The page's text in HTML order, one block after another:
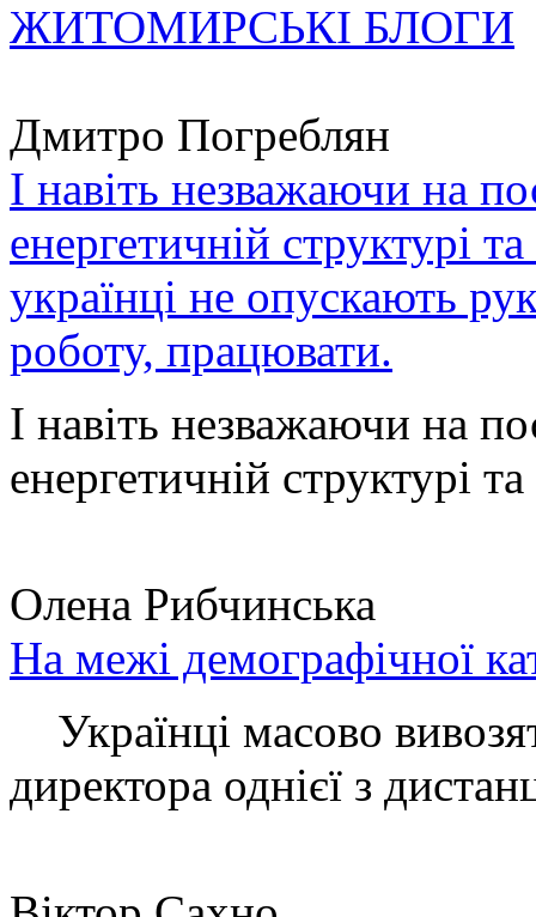
ЖИТОМИРСЬКІ БЛОГИ
Дмитро Погреблян
І навіть незважаючи на
енергетичній структурі
українці не опускають
роботу, працювати.
І навіть незважаючи на
енергетичній структурі
Олена Рибчинська
На межі демографічної
Українці масово
директора однієї з